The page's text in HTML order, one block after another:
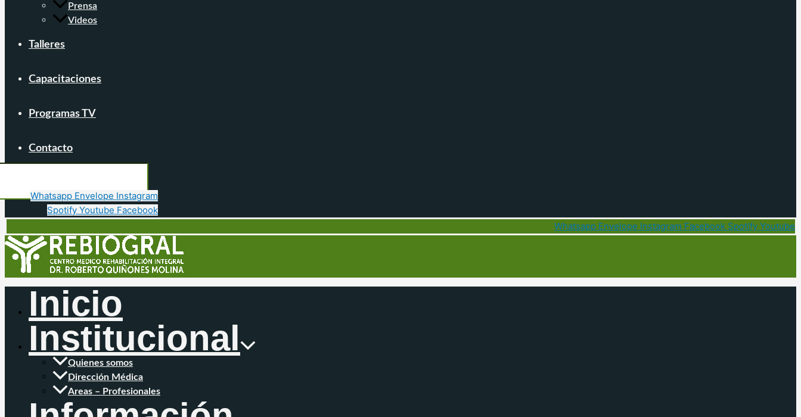
Prensa
Videos
Talleres
Capacitaciones
Programas TV
Contacto
Whatsapp Envelope Instagram
Spotify Youtube Facebook
Whatsapp Envelope Instagram Facebook Spotify Youtube
Inicio
Institucional
Quienes somos
Dirección Médica
Areas – Profesionales